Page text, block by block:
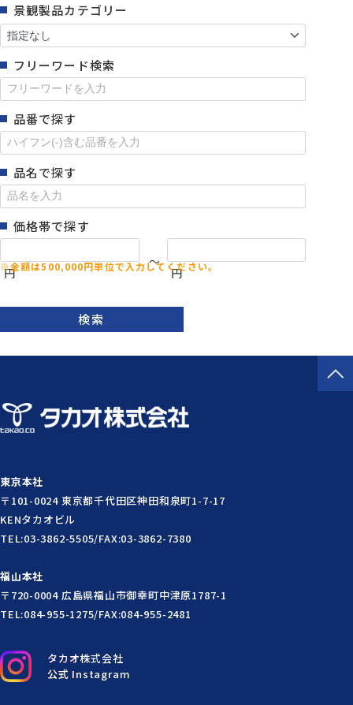
景観製品カテゴリー
フリーワード検索
品番で探す
品名で探す
価格帯で探す
円
～
円
検索
タカオ株式会社
公式 Instagram
東京本社
〒101-0024 東京都千代田区神田和泉町1-7-17
KENタカオビル
TEL:03-3862-5505/FAX:03-3862-7380
福山本社
〒720-0004 広島県福山市御幸町中津原1787-1
TEL:084-955-1275/FAX:084-955-2481